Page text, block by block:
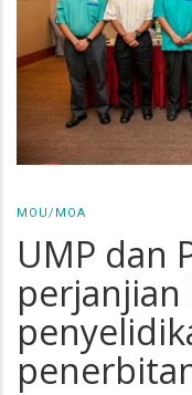
MOU/MOA
UMP dan
perjanjian